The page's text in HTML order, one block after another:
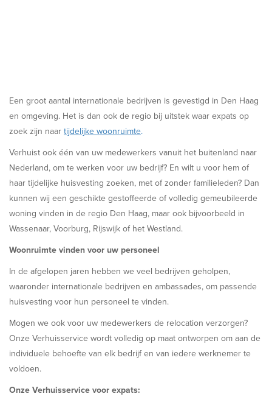
Een groot aantal internationale bedrijven is gevestigd in Den Haag
en omgeving. Het is dan ook de regio bij uitstek waar expats op
zoek zijn naar tijdelijke woonruimte.
Verhuist ook één van uw medewerkers vanuit het buitenland naar
Nederland, om te werken voor uw bedrijf? En wilt u voor hem of
haar tijdelijke huisvesting zoeken, met of zonder familieleden? Dan
kunnen wij een geschikte gestoffeerde of volledig gemeubileerde
woning vinden in de regio Den Haag, maar ook bijvoorbeeld in
Wassenaar, Voorburg, Rijswijk of het Westland.
Woonruimte vinden voor uw personeel
In de afgelopen jaren hebben we veel bedrijven geholpen,
waaronder internationale bedrijven en ambassades, om passende
huisvesting voor hun personeel te vinden.
Mogen we ook voor uw medewerkers de relocation verzorgen?
Onze Verhuisservice wordt volledig op maat ontworpen om aan de
individuele behoefte van elk bedrijf en van iedere werknemer te
voldoen.
Onze Verhuisservice voor expats: